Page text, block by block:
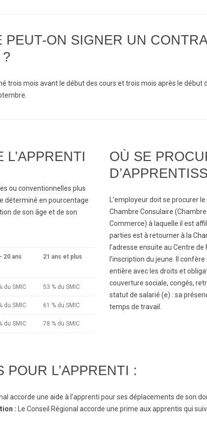
Régulation Automatique
(C.I.R.A.)
Licence Professionnelle
PEUT-ON SIGNER UN
?
trois mois avant le début des cours et trois mois après le début
ou conventionnelles plus
déterminé en pourcentage
de son âge et de son
20 ans 21 ans et plus
du SMIC 53 % du SMIC
du SMIC 61 % du SMIC
du SMIC 78 % du SMIC
OÙ SE
L’employeur doit se procurer
Chambre Consulaire
Commerce) à laquelle il est
parties est à retourner à la
l’adresse ensuite au Centre
l’inscription du jeune. Il
entière avec les droits et
couverture sociale, congés,
statut de salarié (e) : sa
temps de travail.
L’APPRENTI :
accorde une aide à l’apprenti pour ses déplacements de son
: Le Conseil Régional accorde une prime aux apprentis qui